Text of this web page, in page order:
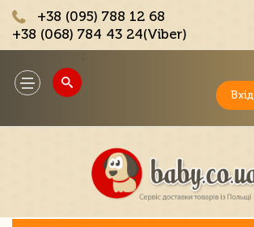
+38 (095) 788 12 68
+38 (068) 784 43 24(Viber)
Toggle
navigation
Вхід